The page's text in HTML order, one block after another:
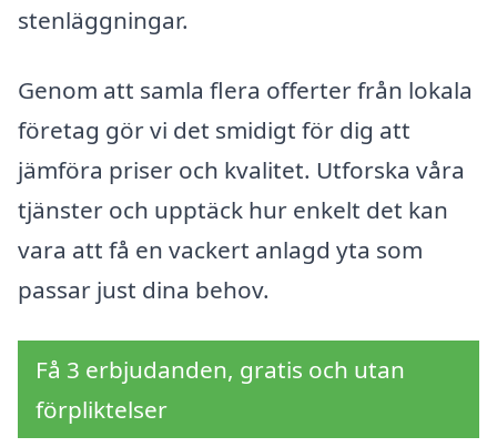
stenläggningar.
Genom att samla flera offerter från lokala
företag gör vi det smidigt för dig att
jämföra priser och kvalitet. Utforska våra
tjänster och upptäck hur enkelt det kan
vara att få en vackert anlagd yta som
passar just dina behov.
Få 3 erbjudanden, gratis och utan
förpliktelser